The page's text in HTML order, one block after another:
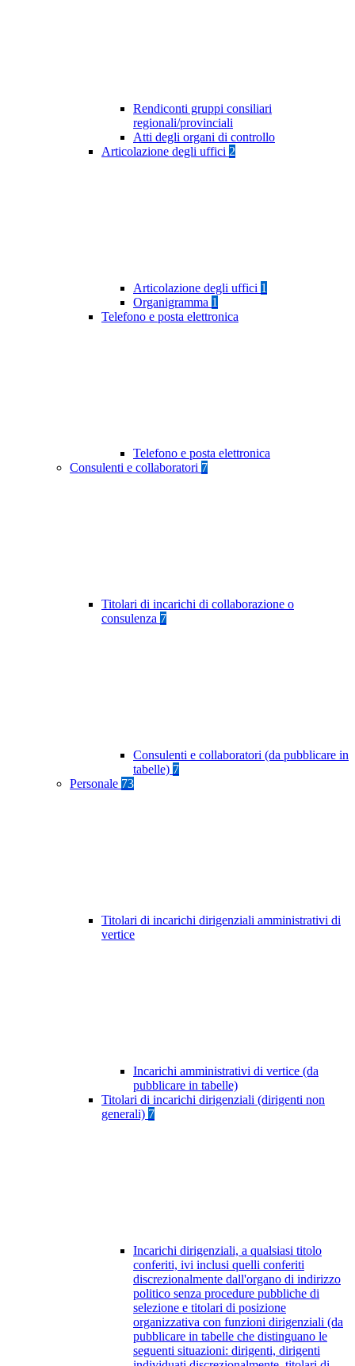
Rendiconti gruppi consiliari
regionali/provinciali
Atti degli organi di controllo
Articolazione degli uffici 2
Articolazione degli uffici 1
Organigramma 1
Telefono e posta elettronica
Telefono e posta elettronica
Consulenti e collaboratori 7
Titolari di incarichi di collaborazione o
consulenza 7
Consulenti e collaboratori (da pubblicare in
tabelle) 7
Personale 73
Titolari di incarichi dirigenziali amministrativi di
vertice
Incarichi amministrativi di vertice (da
pubblicare in tabelle)
Titolari di incarichi dirigenziali (dirigenti non
generali) 7
Incarichi dirigenziali, a qualsiasi titolo
conferiti, ivi inclusi quelli conferiti
discrezionalmente dall'organo di indirizzo
politico senza procedure pubbliche di
selezione e titolari di posizione
organizzativa con funzioni dirigenziali (da
pubblicare in tabelle che distinguano le
seguenti situazioni: dirigenti, dirigenti